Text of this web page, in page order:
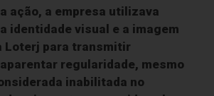
ação, a empresa utilizava
identidade visual e a imagem
Loterj para transmitir
regularidade, mesmo
inabilitada no